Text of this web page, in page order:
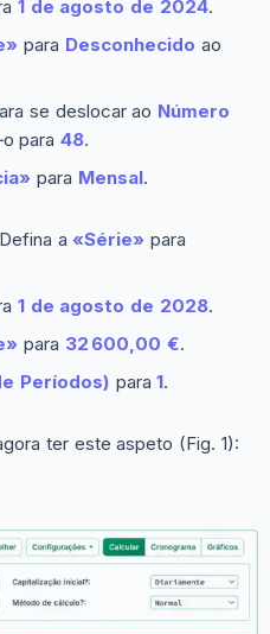
1 de agosto de 2024.
para Desconhecido ao
se deslocar ao Número
para48.
para Mensal.
a «Série» para
1 de agosto de 2028.
para 32 600,00 €.
Períodos) para1.
ter este aspeto (Fig. 1):